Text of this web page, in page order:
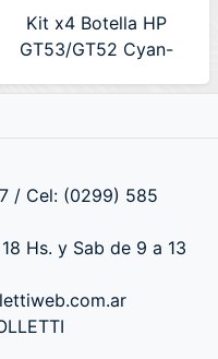
Kit x4 Botella HP
GT53/GT52 Cyan-
/ Cel: (0299) 585
Hs. y Sab de 9 a 13